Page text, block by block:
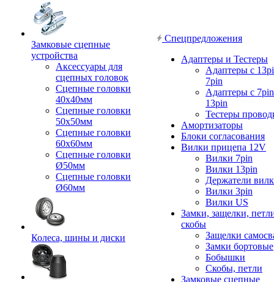
Замковые сцепные
устройства
Аксессуары для
сцепных головок
Сцепные головки
40x40мм
Сцепные головки
50x50мм
Сцепные головки
60x60мм
Сцепные головки
Ø50мм
Сцепные головки
Ø60мм
Колеса, шины и диски
Спецпредложения
Адаптеры и Тестеры
Адаптеры с
7pin
Адаптеры с
13pin
Тестеры
Амортизаторы
Блоки согласования
Вилки прицепа 12V
Вилки 7pin
Вилки 13pin
Держатели
Вилки 3pin
Вилки US
Замки, защелки,
скобы
Защелки
Замки бортовые
Бобышки
Скобы, петли
Замковые сцепные